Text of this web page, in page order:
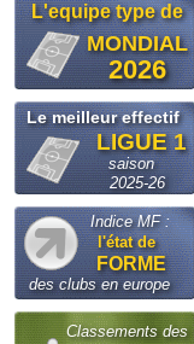
L'equipe type de
MONDIAL
2026
Le meilleur effectif
LIGUE 1
saison
2025-26
Indice MF :
l'état de
FORME
des clubs en europe
Classements des